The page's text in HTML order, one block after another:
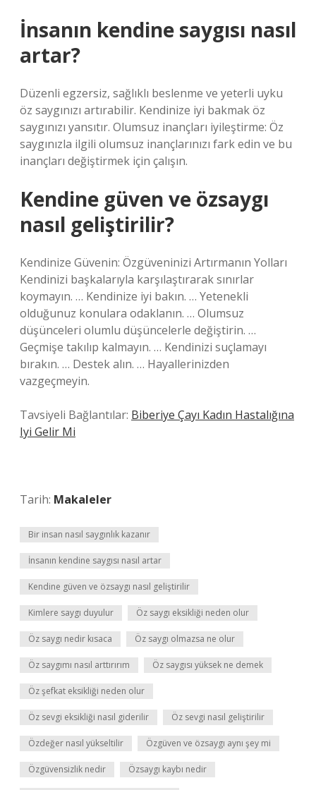
İnsanın kendine saygısı nasıl
artar?
Düzenli egzersiz, sağlıklı beslenme ve yeterli uyku
öz saygınızı artırabilir. Kendinize iyi bakmak öz
saygınızı yansıtır. Olumsuz inançları iyileştirme: Öz
saygınızla ilgili olumsuz inançlarınızı fark edin ve bu
inançları değiştirmek için çalışın.
Kendine güven ve özsaygı
nasıl geliştirilir?
Kendinize Güvenin: Özgüveninizi Artırmanın Yolları
Kendinizi başkalarıyla karşılaştırarak sınırlar
koymayın. … Kendinize iyi bakın. … Yetenekli
olduğunuz konulara odaklanın. … Olumsuz
düşünceleri olumlu düşüncelerle değiştirin. …
Geçmişe takılıp kalmayın. … Kendinizi suçlamayı
bırakın. … Destek alın. … Hayallerinizden
vazgeçmeyin.
Tavsiyeli Bağlantılar: Biberiye Çayı Kadın Hastalığına
Iyi Gelir Mi
Tarih: Makaleler
Bir insan nasıl saygınlık kazanır
İnsanın kendine saygısı nasıl artar
Kendine güven ve özsaygı nasıl geliştirilir
Kimlere saygı duyulur Öz saygı eksikliği neden olur
Öz saygı nedir kısaca Öz saygı olmazsa ne olur
Öz saygımı nasıl arttırırım Öz saygısı yüksek ne demek
Öz şefkat eksikliği neden olur
Öz sevgi eksikliği nasıl giderilir Öz sevgi nasıl geliştirilir
Özdeğer nasıl yükseltilir Özgüven ve özsaygı aynı şey mi
Özgüvensizlik nedir Özsaygı kaybı nedir